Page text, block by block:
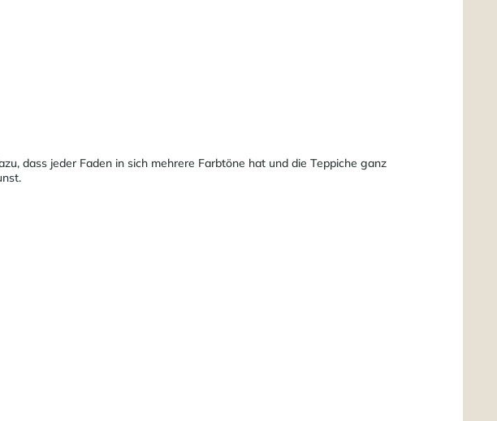
dass jeder Faden in sich mehrere Farbtöne hat und die Teppiche ganz